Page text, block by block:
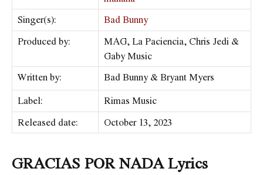
Singer(s):
Bad Bunny
Produced by:
MAG, La Paciencia, Chris Jedi &
Gaby Music
Written by:
Bad Bunny & Bryant Myers
Label:
​Rimas Music
Released date:
October 13, 2023
GRACIAS POR NADA Lyrics